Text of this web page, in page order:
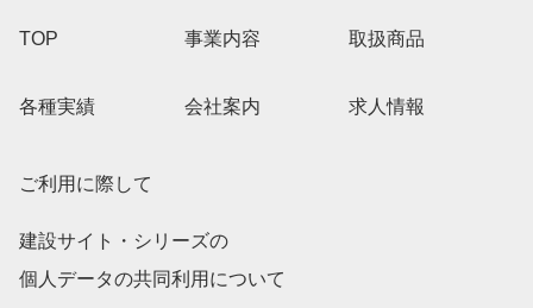
TOP 事業内容 取扱商品
各種実績 会社案内 求人情報
ご利用に際して
建設サイト・シリーズの
個人データの共同利用について